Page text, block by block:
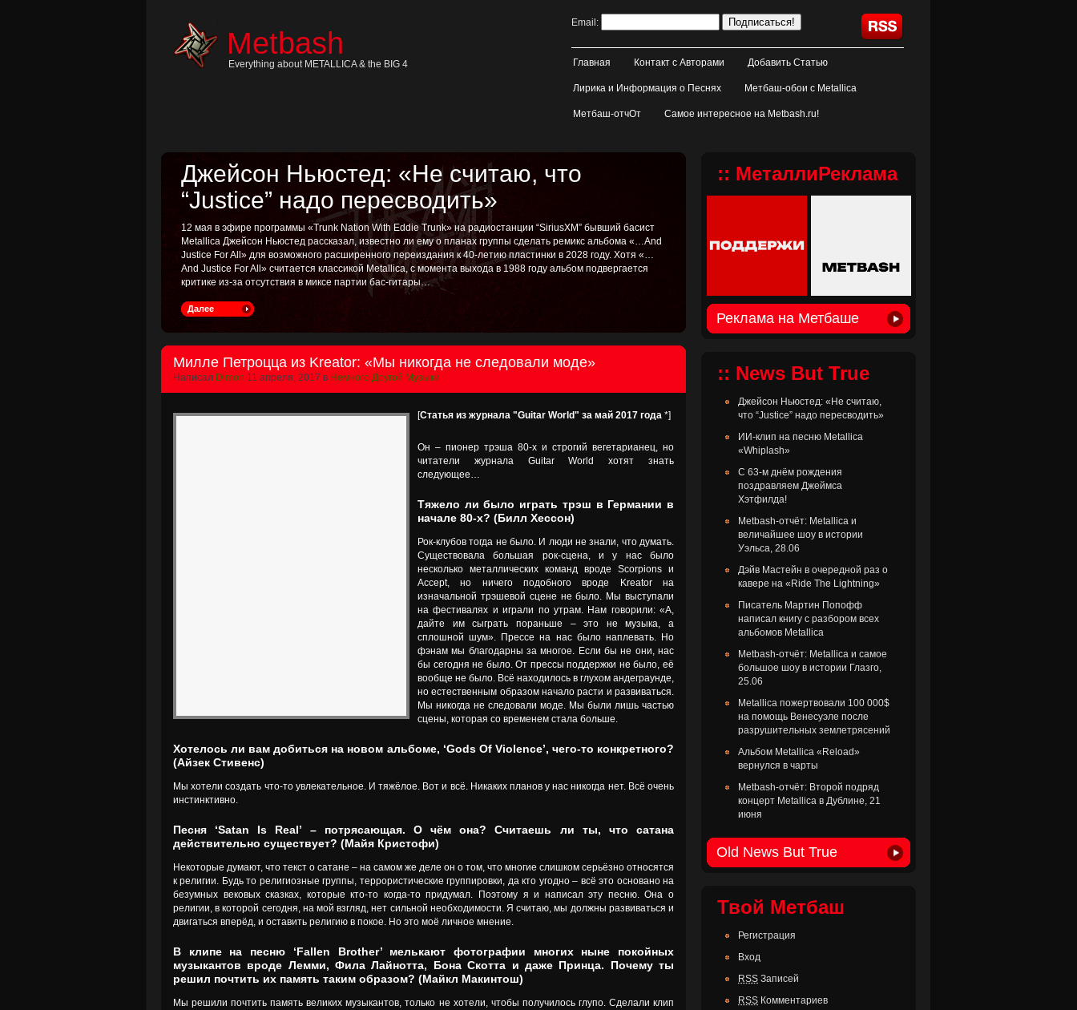
Metbash
Everything about METALLICA & the BIG 4
Email:
Главная Контакт с Авторами Добавить Статью
Лирика и Информация о Песнях Метбаш-обои с Metallica
Метбаш-отчОт Самое интересное на Metbash.ru!
Джейсон Ньюстед: «Не считаю, что
“Justice” надо пересводить»
12 мая в эфире программы «Trunk Nation With Eddie Trunk» на радиостанции “SiriusXM” бывший басист
Metallica Джейсон Ньюстед рассказал, известно ли ему о планах группы сделать ремикс альбома «…And
Justice For All» для возможного расширенного переиздания к 40-летию пластинки в 2028 году. Хотя «…
And Justice For All» считается классикой Metallica, с момента выхода в 1988 году альбом подвергается
критике из-за отсутствия в миксе партии бас-гитары…
Далее
Милле Петроцца из Kreator: «Мы никогда не следовали моде»
Написал Dimon 11 апреля, 2017 в Немного Другой Музыки
[Статья из журнала "Guitar World" за май 2017 года *]
Он – пионер трэша 80-х и строгий вегетарианец, но
читатели журнала Guitar World хотят знать
следующее…
Тяжело ли было играть трэш в Германии в
начале 80-х? (Билл Хессон)
Рок-клубов тогда не было. И люди не знали, что думать.
Существовала большая рок-сцена, и у нас было
несколько металлических команд вроде Scorpions и
Accept, но ничего подобного вроде Kreator на
изначальной трэшевой сцене не было. Мы выступали
на фестивалях и играли по утрам. Нам говорили: «А,
дайте им сыграть пораньше – это не музыка, а
сплошной шум». Прессе на нас было наплевать. Но
фэнам мы благодарны за многое. Если бы не они, нас
бы сегодня не было. От прессы поддержки не было, её
вообще не было. Всё находилось в глухом андеграунде,
но естественным образом начало расти и развиваться.
Мы никогда не следовали моде. Мы были лишь частью
сцены, которая со временем стала больше.
Хотелось ли вам добиться на новом альбоме, ‘Gods Of Violence’, чего-то конкретного?
(Айзек Стивенс)
Мы хотели создать что-то увлекательное. И тяжёлое. Вот и всё. Никаких планов у нас никогда нет. Всё очень
инстинктивно.
Песня ‘Satan Is Real’ – потрясающая. О чём она? Считаешь ли ты, что сатана
действительно существует? (Майя Кристофи)
Некоторые думают, что текст о сатане – на самом же деле он о том, что многие слишком серьёзно относятся
к религии. Будь то религиозные группы, террористические группировки, да кто угодно – всё это основано на
безумных вековых сказках, которые кто-то когда-то придумал. Поэтому я и написал эту песню. Она о
религии, в которой сегодня, на мой взгляд, нет сильной необходимости. Я считаю, мы должны развиваться и
двигаться вперёд, и оставить религию в покое. Но это моё личное мнение.
В клипе на песню ‘Fallen Brother’ мелькают фотографии многих ныне покойных
музыкантов вроде Лемми, Фила Лайнотта, Бона Скотта и даже Принца. Почему ты
решил почтить их память таким образом? (Майкл Макинтош)
Мы решили почтить память великих музыкантов, только не хотели, чтобы получилось глупо. Сделали клип
:: МеталлиРеклама
Реклама на Метбаше
:: News But True
Джейсон Ньюстед: «Не считаю,
что “Justice” надо пересводить»
ИИ-клип на песню Metallica
«Whiplash»
С 63-м днём рождения
поздравляем Джеймса
Хэтфилда!
Metbash-отчёт: Metallica и
величайшее шоу в истории
Уэльса, 28.06
Дэйв Мастейн в очередной раз о
кавере на «Ride The Lightning»
Писатель Мартин Попофф
написал книгу с разбором всех
альбомов Metallica
Metbash-отчёт: Metallica и самое
большое шоу в истории Глазго,
25.06
Metallica пожертвовали 100 000$
на помощь Венесуэле после
разрушительных землетрясений
Альбом Metallica «Reload»
вернулся в чарты
Metbash-отчёт: Второй подряд
концерт Metallica в Дублине, 21
июня
Old News But True
Твой Метбаш
Регистрация
Вход
RSS Записей
RSS Комментариев